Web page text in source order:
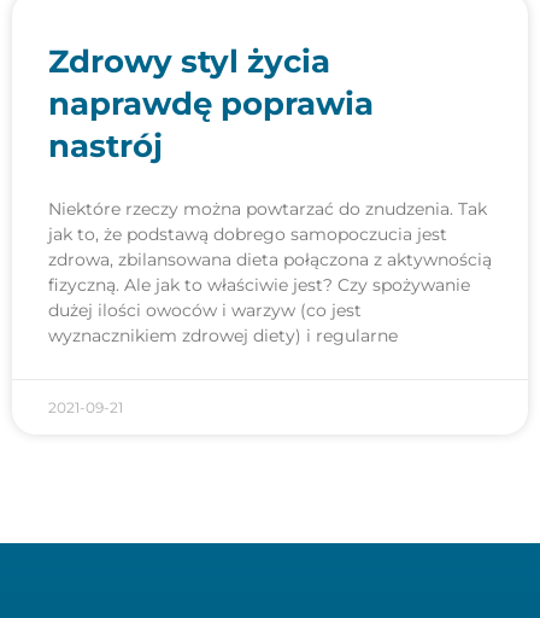
Zdrowy styl życia
naprawdę poprawia
nastrój
Niektóre rzeczy można powtarzać do znudzenia. Tak
jak to, że podstawą dobrego samopoczucia jest
zdrowa, zbilansowana dieta połączona z aktywnością
fizyczną. Ale jak to właściwie jest? Czy spożywanie
dużej ilości owoców i warzyw (co jest
wyznacznikiem zdrowej diety) i regularne
2021-09-21